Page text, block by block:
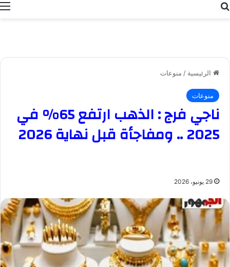
الرئيسية / منوعات
منوعات
ناجي فرج : الذهب ارتفع 65% في
2025 .. ومفاجأة قبل نهاية 2026
29 يونيو، 2026